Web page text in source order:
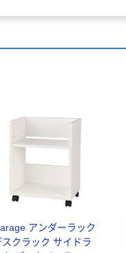
アンダーラック
スクラック サイドラ